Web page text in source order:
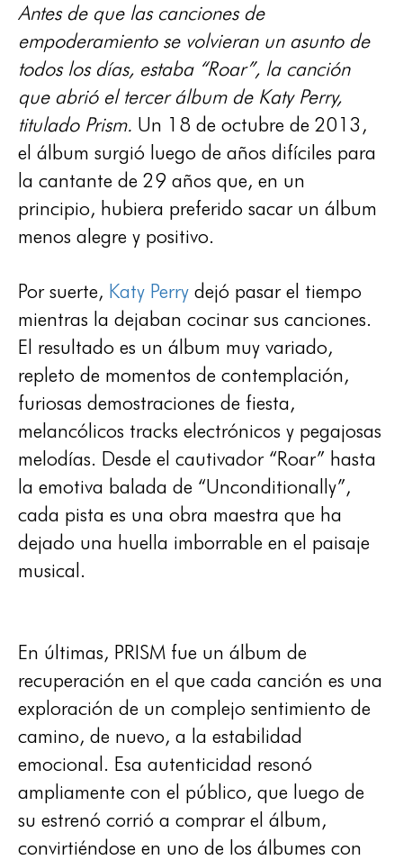
Antes de que las canciones de
empoderamiento se volvieran un asunto de
todos los días, estaba “Roar”, la canción
que abrió el tercer álbum de Katy Perry,
titulado Prism. Un 18 de octubre de 2013,
el álbum surgió luego de años difíciles para
la cantante de 29 años que, en un
principio, hubiera preferido sacar un álbum
menos alegre y positivo.
Por suerte, Katy Perry dejó pasar el tiempo
mientras la dejaban cocinar sus canciones.
El resultado es un álbum muy variado,
repleto de momentos de contemplación,
furiosas demostraciones de fiesta,
melancólicos tracks electrónicos y pegajosas
melodías. Desde el cautivador “Roar” hasta
la emotiva balada de “Unconditionally”,
cada pista es una obra maestra que ha
dejado una huella imborrable en el paisaje
musical.
En últimas, PRISM fue un álbum de
recuperación en el que cada canción es una
exploración de un complejo sentimiento de
camino, de nuevo, a la estabilidad
emocional. Esa autenticidad resonó
ampliamente con el público, que luego de
su estrenó corrió a comprar el álbum,
convirtiéndose en uno de los álbumes con